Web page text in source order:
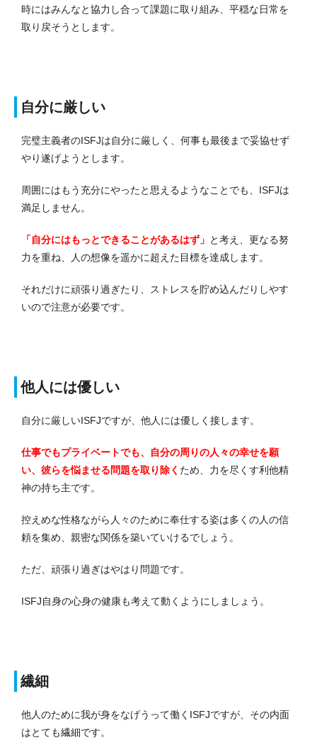
時にはみんなと協力し合って課題に取り組み、平穏な日常を
取り戻そうとします。
自分に厳しい
完璧主義者のISFJは自分に厳しく、何事も最後まで妥協せず
やり遂げようとします。
周囲にはもう充分にやったと思えるようなことでも、ISFJは
満足しません。
「自分にはもっとできることがあるはず」 と考え、更なる努
力を重ね、人の想像を遥かに超えた目標を達成します。
それだけに頑張り過ぎたり、ストレスを貯め込んだりしやす
いので注意が必要です。
他人には優しい
自分に厳しいISFJですが、他人には優しく接します。
仕事でもプライベートでも、自分の周りの人々の幸せを願
い、彼らを悩ませる問題を取り除く ため、力を尽くす利他精
神の持ち主です。
控えめな性格ながら人々のために奉仕する姿は多くの人の信
頼を集め、親密な関係を築いていけるでしょう。
ただ、頑張り過ぎはやはり問題です。
ISFJ自身の心身の健康も考えて動くようにしましょう。
繊細
他人のために我が身をなげうって働くISFJですが、その内面
はとても繊細です。